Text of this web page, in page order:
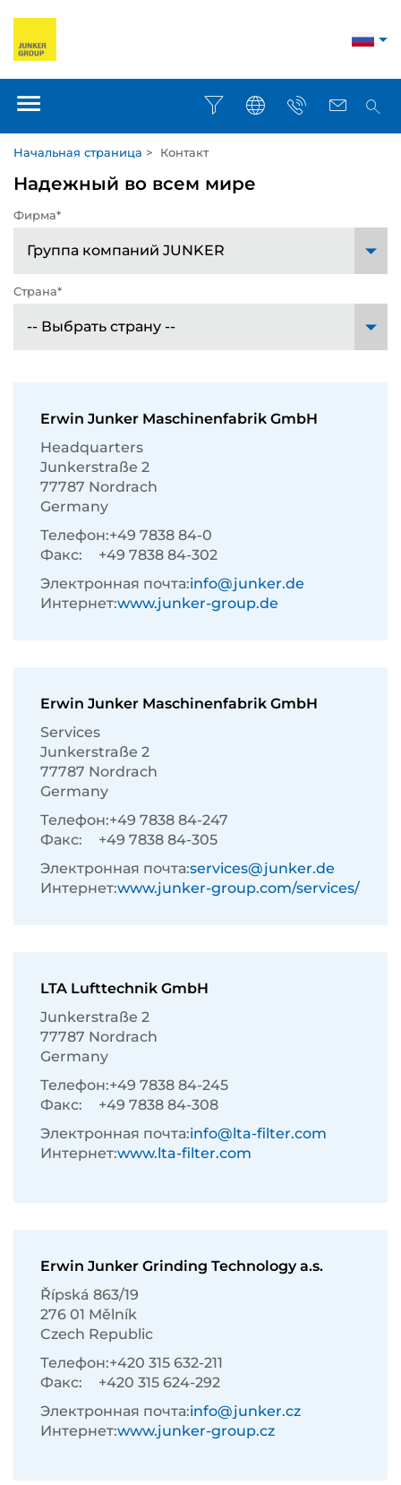
Начальная страница > Контакт
Надежный во всем мире
Фирма*
Страна*
Erwin Junker Maschinenfabrik GmbH
Headquarters
Junkerstraße 2
77787 Nordrach
Germany
Телефон:+49 7838 84-0
Факс:
+49 7838 84-302
Электронная почта:info@junker.de
Интернет:www.junker-group.de
Erwin Junker Maschinenfabrik GmbH
Services
Junkerstraße 2
77787 Nordrach
Germany
Телефон:+49 7838 84-247
Факс:
+49 7838 84-305
Электронная почта:services@junker.de
Интернет:www.junker-group.com/services/
LTA Lufttechnik GmbH
Junkerstraße 2
77787 Nordrach
Germany
Телефон:+49 7838 84-245
Факс:
+49 7838 84-308
Электронная почта:info@lta-filter.com
Интернет:www.lta-filter.com
Erwin Junker Grinding Technology a.s.
Řípská 863/19
276 01 Mělník
Czech Republic
Телефон:+420 315 632-211
Факс:
+420 315 624-292
Электронная почта:info@junker.cz
Интернет:www.junker-group.cz